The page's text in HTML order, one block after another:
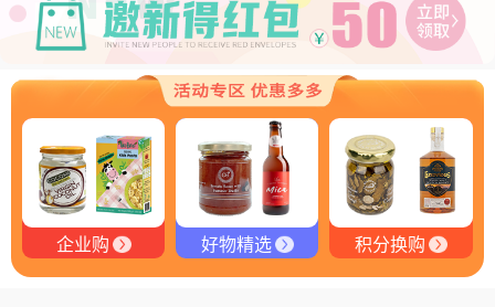
美结合
探寻黑钻奥秘：有谷健康与塞尔维亚黑松露的完美邂
逅
探秘塞尔维亚黑松露：舌尖上的黑钻石
品味卓越，OE 中欧有机双认证红酒的独特魅力
品味拉克索威斯威士忌，邂逅独特酒韵
企业购 好物精选 积分换购